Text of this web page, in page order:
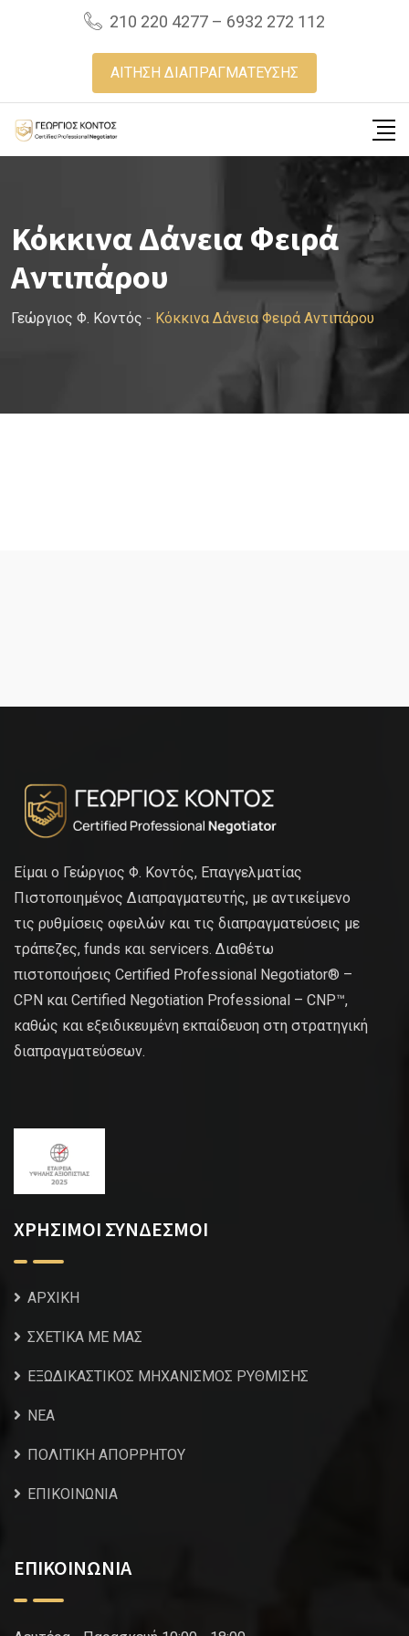
210 220 4277 – 6932 272 112
ΑΙΤΗΣΗ ΔΙΑΠΡΑΓΜΑΤΕΥΣΗΣ
Κόκκινα Δάνεια Φειρά
Αντιπάρου
Γεώργιος Φ. Κοντός - Κόκκινα Δάνεια Φειρά Αντιπάρου
Είμαι ο Γεώργιος Φ. Κοντός, Επαγγελματίας
Πιστοποιημένος Διαπραγματευτής, με αντικείμενο
τις ρυθμίσεις οφειλών και τις διαπραγματεύσεις με
τράπεζες, funds και servicers. Διαθέτω
πιστοποιήσεις Certified Professional Negotiator® –
CPN και Certified Negotiation Professional – CNP™,
καθώς και εξειδικευμένη εκπαίδευση στη στρατηγική
διαπραγματεύσεων.
ΧΡΗΣΙΜΟΙ ΣΥΝΔΕΣΜΟΙ
ΑΡΧΙΚΗ
ΣΧΕΤΙΚΑ ΜΕ ΜΑΣ
ΕΞΩΔΙΚΑΣΤΙΚΟΣ ΜΗΧΑΝΙΣΜΟΣ ΡΥΘΜΙΣΗΣ
NEA
ΠΟΛΙΤΙΚΗ ΑΠΟΡΡΗΤΟΥ
ΕΠΙΚΟΙΝΩΝΙΑ
ΕΠΙΚΟΙΝΩΝΙΑ